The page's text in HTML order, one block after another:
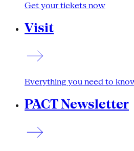
Get your tickets now
Visit
Everything you need to
PACT Newsletter